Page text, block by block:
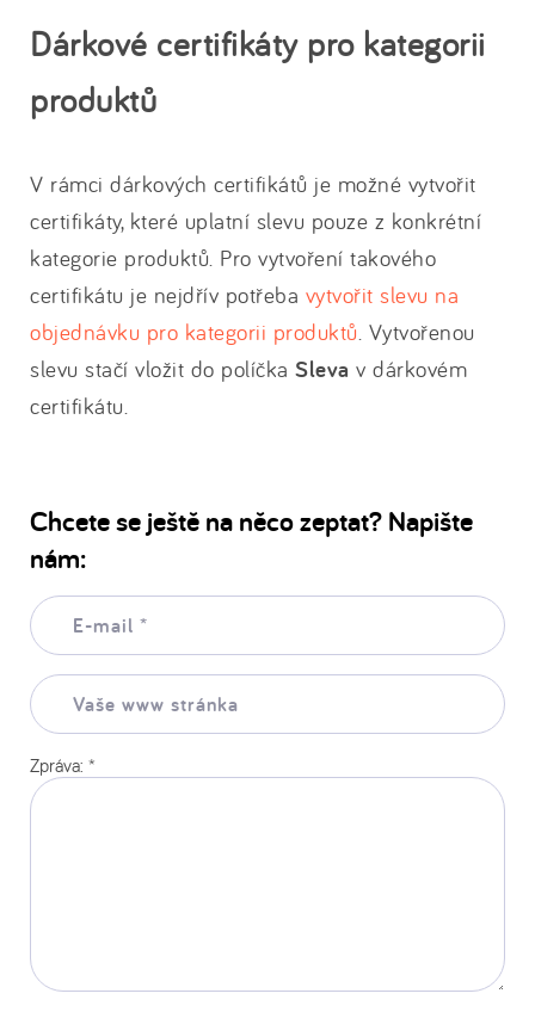
Dárkové certifikáty pro kategorii
produktů
V rámci dárkových certifikátů je možné vytvořit
certifikáty, které uplatní slevu pouze z konkrétní
kategorie produktů. Pro vytvoření takového
certifikátu je nejdřív potřeba vytvořit slevu na
objednávku pro kategorii produktů. Vytvořenou
slevu stačí vložit do políčka Sleva v dárkovém
certifikátu.
Chcete se ještě na něco zeptat? Napište
nám:
E-
mail:
Vaše
www
stránka:
Zpráva: *